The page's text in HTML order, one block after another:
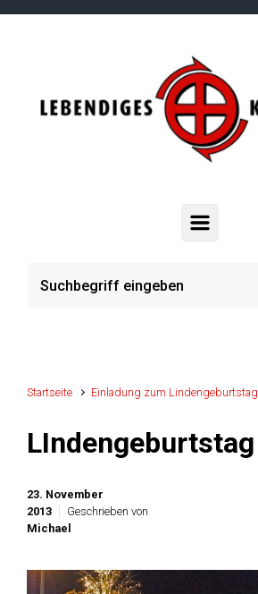
Zum Hauptinhalt springen
Startseite Einladung zum Lindengeburtstag
LIndengeburtstag
23. November
2013
Geschrieben von
Michael